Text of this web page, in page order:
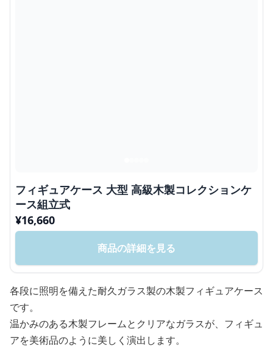
フィギュアケース 大型 高級木製コレクションケ
ース組立式
¥16,660
商品の詳細を見る
各段に照明を備えた耐久ガラス製の木製フィギュアケース
です。
温かみのある木製フレームとクリアなガラスが、フィギュ
アを美術品のように美しく演出します。